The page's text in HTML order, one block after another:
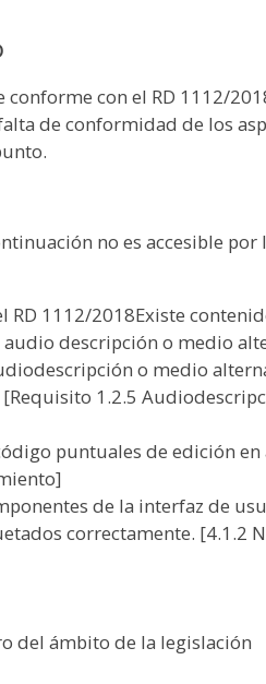
conforme con el RD 1112/
de conformidad de los
no es accesible por
RD 1112/2018Existe
descripción o medio
o medio
1.2.5
puntuales de edición en
de la interfaz de
correctamente. [4.1.2
del ámbito de la legislación